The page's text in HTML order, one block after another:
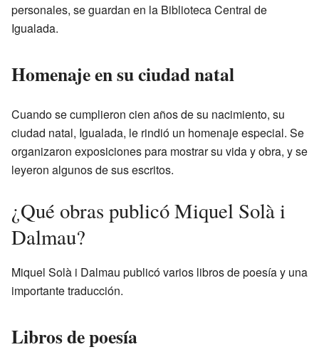
personales, se guardan en la Biblioteca Central de
Igualada.
Homenaje en su ciudad natal
Cuando se cumplieron cien años de su nacimiento, su
ciudad natal, Igualada, le rindió un homenaje especial. Se
organizaron exposiciones para mostrar su vida y obra, y se
leyeron algunos de sus escritos.
¿Qué obras publicó Miquel Solà i
Dalmau?
Miquel Solà i Dalmau publicó varios libros de poesía y una
importante traducción.
Libros de poesía